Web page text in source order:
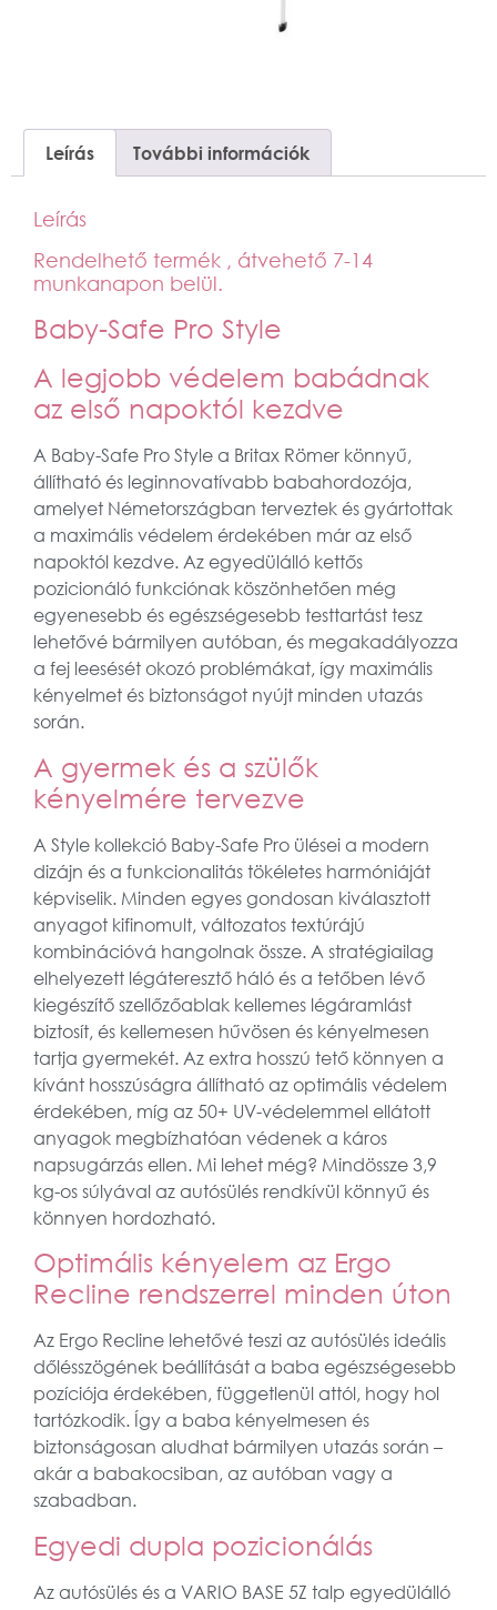
Leírás További információk
Leírás
Rendelhető termék , átvehető 7-14
munkanapon belül.
Baby-Safe Pro Style
A legjobb védelem babádnak
az első napoktól kezdve
A Baby-Safe Pro Style a Britax Römer könnyű,
állítható és leginnovatívabb babahordozója,
amelyet Németországban terveztek és gyártottak
a maximális védelem érdekében már az első
napoktól kezdve. Az egyedülálló kettős
pozicionáló funkciónak köszönhetően még
egyenesebb és egészségesebb testtartást tesz
lehetővé bármilyen autóban, és megakadályozza
a fej leesését okozó problémákat, így maximális
kényelmet és biztonságot nyújt minden utazás
során.
A gyermek és a szülők
kényelmére tervezve
A Style kollekció Baby-Safe Pro ülései a modern
dizájn és a funkcionalitás tökéletes harmóniáját
képviselik. Minden egyes gondosan kiválasztott
anyagot kifinomult, változatos textúrájú
kombinációvá hangolnak össze. A stratégiailag
elhelyezett légáteresztő háló és a tetőben lévő
kiegészítő szellőzőablak kellemes légáramlást
biztosít, és kellemesen hűvösen és kényelmesen
tartja gyermekét. Az extra hosszú tető könnyen a
kívánt hosszúságra állítható az optimális védelem
érdekében, míg az 50+ UV-védelemmel ellátott
anyagok megbízhatóan védenek a káros
napsugárzás ellen. Mi lehet még? Mindössze 3,9
kg-os súlyával az autósülés rendkívül könnyű és
könnyen hordozható.
Optimális kényelem az Ergo
Recline rendszerrel minden úton
Az Ergo Recline lehetővé teszi az autósülés ideális
dőlésszögének beállítását a baba egészségesebb
pozíciója érdekében, függetlenül attól, hogy hol
tartózkodik. Így a baba kényelmesen és
biztonságosan aludhat bármilyen utazás során –
akár a babakocsiban, az autóban vagy a
szabadban.
Egyedi dupla pozicionálás
Az autósülés és a VARIO BASE 5Z talp egyedülálló